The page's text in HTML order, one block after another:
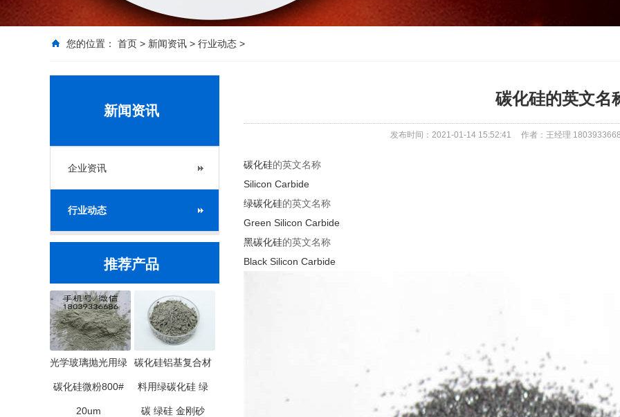
您的位置： 首页 > 新闻资讯 > 行业动态 >
新闻资讯
企业资讯
行业动态
推荐产品
光学玻璃抛光用绿
碳化硅微粉800#
20um
碳化硅铝基复合材
料用绿碳化硅 绿
碳 绿硅 金刚砂
碳化硅的英文名
发布时间：2021-01-14 15:52:41 作者：王经理
碳化硅的英文名称
Silicon Carbide
绿碳化硅的英文名称
Green Silicon Carbide
黑碳化硅的英文名称
Black Silicon Carbide